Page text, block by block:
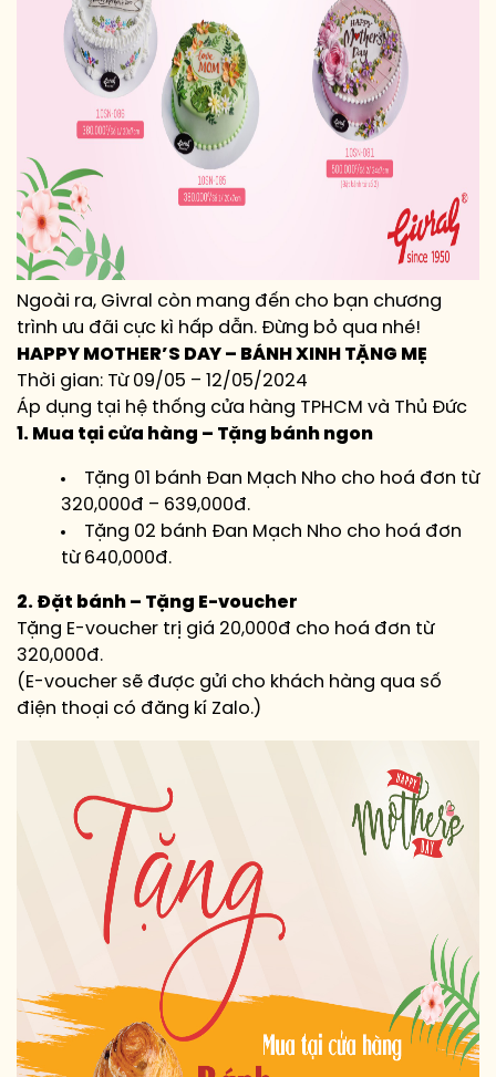
Ngoài ra, Givral còn mang đến cho bạn chương
trình ưu đãi cực kì hấp dẫn. Đừng bỏ qua nhé!
HAPPY MOTHER’S DAY – BÁNH XINH TẶNG MẸ
Thời gian: Từ 09/05 – 12/05/2024
Áp dụng tại hệ thống cửa hàng TPHCM và Thủ Đức
1. Mua tại cửa hàng – Tặng bánh ngon
Tặng 01 bánh Đan Mạch Nho cho hoá đơn từ
320,000đ – 639,000đ.
Tặng 02 bánh Đan Mạch Nho cho hoá đơn
từ 640,000đ.
2. Đặt bánh – Tặng E-voucher
Tặng E-voucher trị giá 20,000đ cho hoá đơn từ
320,000đ.
(E-voucher sẽ được gửi cho khách hàng qua số
điện thoại có đăng kí Zalo.)